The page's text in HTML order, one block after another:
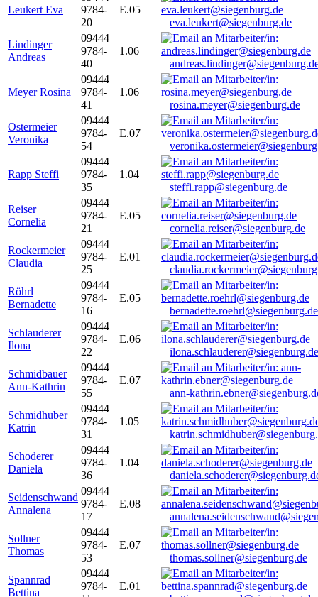
Leukert Eva
9784-
20
E.05
eva.leukert@siegenburg.de
Lindinger
Andreas
09444
9784-
40
1.06
Meyer Rosina
09444
9784-
41
1.06
rosina.meyer@siegenburg.de
Ostermeier
Veronika
09444
9784-
54
E.07
Rapp Steffi
09444
9784-
35
1.04
steffi.rapp@siegenburg.de
Reiser
Cornelia
09444
9784-
21
E.05
cornelia.reiser@siegenburg.de
Rockermeier
Claudia
09444
9784-
25
E.01
Röhrl
Bernadette
09444
9784-
16
E.05
bernadette.roehrl@siegenburg.de
Schlauderer
Ilona
09444
9784-
22
E.06
ilona.schlauderer@siegenburg.de
Schmidbauer
Ann-Kathrin
09444
9784-
55
E.07
ann-
Schmidhuber
Katrin
09444
9784-
31
1.05
Schoderer
Daniela
09444
9784-
36
1.04
Seidenschwand
Annalena
09444
9784-
17
E.08
Sollner
Thomas
09444
9784-
53
E.07
thomas.sollner@siegenburg.de
Spannrad
Bettina
09444
9784-
E.01